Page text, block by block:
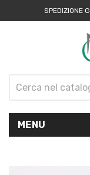
SPEDIZIONE
MENU